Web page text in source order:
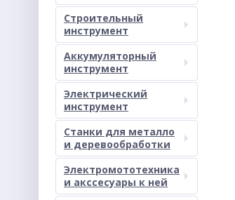
Строительный
инструмент
Аккумуляторный
инструмент
Электрический
инструмент
Станки для металло
и деревообработки
Электромототехника
и акссесуары к ней